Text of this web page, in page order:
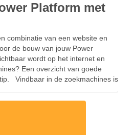
Platform met
combinatie van een website en
de bouw van jouw Power
wordt op het internet en
Een overzicht van goede
Vindbaar in de zoekmachines is